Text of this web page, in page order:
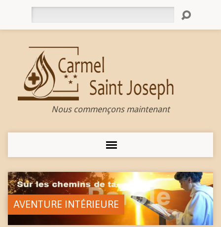
Nous commençons maintenant
AVENTURE INTÉRIEURE